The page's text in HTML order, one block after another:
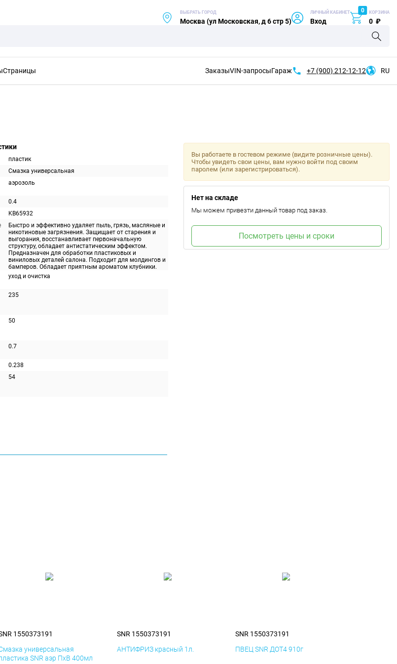
ВЫБРАТЬ ГОРОД
Москва (ул Московская, д 6 стр 5)
ЛИЧНЫЙ КАБИНЕТ
Вход
0 КОРЗИНА
0 ₽
Страницы ЗаказыVIN-запросыГараж +7 (900) 212-12-12 RU
пластик
Смазка универсальная
аэрозоль
0.4
KB65932
Быстро и эффективно удаляет пыль, грязь, масляные и
никотиновые загрязнения. Защищает от старения и
выгорания, восстанавливает первоначальную
структуру, обладает антистатическим эффектом.
Предназначен для обработки пластиковых и
виниловых деталей салона. Подходит для молдингов и
бамперов. Обладает приятным ароматом клубники.
уход и очистка
235
50
0.7
0.238
54
Вы работаете в гостевом режиме (видите розничные цены).
Чтобы увидеть свои цены, вам нужно войти под своим
паролем (или зарегистрироваться).
Нет на складе
Мы можем привезти данный товар под заказ.
Посмотреть цены и сроки
1550373191
универсальная
SNR аэр ПхВ 400мл
SNR 1550373191
АНТИФРИЗ красный 1л.
SNR 1550373191
ПВЕЦ SNR ДОТ4 910г